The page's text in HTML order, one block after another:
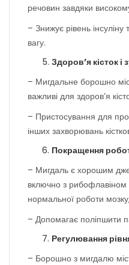
речовин завдяки
– Знижує рівень
вагу.
Здоров’я кісток і
– Мигдальне борошно
важливі для здоров’я
– Пристосування для
інших захворювань
Покращення
– Мигдаль є хорошим
включно з рибофлавіном
нормальної роботи
– Допомагає поліпшити
Регулювання
– Борошно з мигдалю